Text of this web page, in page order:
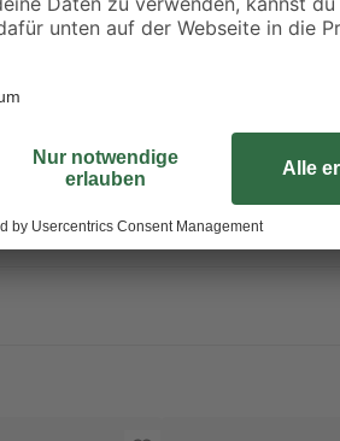
Giftig bei Hautkontakt. Verursacht
schwere Augenschäden.